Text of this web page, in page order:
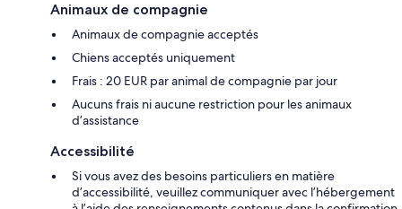
Animaux de compagnie
Animaux de compagnie acceptés
Chiens acceptés uniquement
Frais : 20 EUR par animal de compagnie par jour
Aucuns frais ni aucune restriction pour les animaux
d’assistance
Accessibilité
Si vous avez des besoins particuliers en matière
d’accessibilité, veuillez communiquer avec l’hébergement